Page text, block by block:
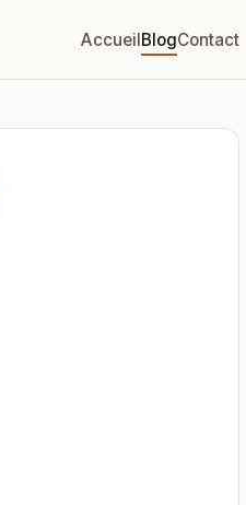
AccueilBlogContact